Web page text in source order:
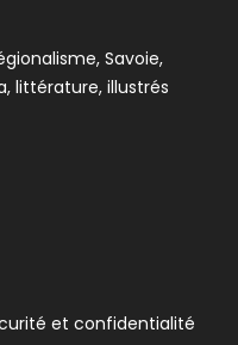
Savoie,
littérature, illustrés
et confidentialité